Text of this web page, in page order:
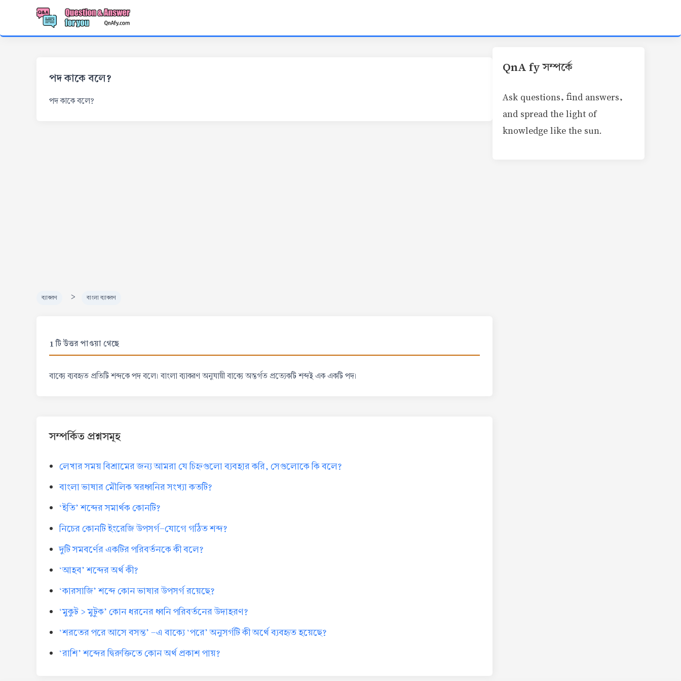
পদ কাকে বলে?
পদ কাকে বলে?
ব্যাকরণ > বাংলা ব্যাকরণ
1 টি উত্তর পাওয়া গেছে
বাক্যে ব্যবহৃত প্রতিটি শব্দকে পদ বলে। বাংলা ব্যাকরণ অনুযায়ী বাক্যে অন্তর্গত প্রত্যেকটি শব্দই এক একটি পদ।
সম্পর্কিত প্রশ্নসমূহ
লেখার সময় বিশ্রামের জন্য আমরা যে চিহ্নগুলো ব্যবহার করি, সেগুলোকে কি বলে?
বাংলা ভাষার মৌলিক স্বরধ্বনির সংখ্যা কতটি?
‘ইতি’ শব্দের সমার্থক কোনটি?
নিচের কোনটি ইংরেজি উপসর্গ-যোগে গঠিত শব্দ?
দুটি সমবর্ণের একটির পরিবর্তনকে কী বলে?
‘আহব’ শব্দের অর্থ কী?
‘কারসাজি’ শব্দে কোন ভাষার উপসর্গ রয়েছে?
‘মুকুট > মুটুক’ কোন ধরনের ধ্বনি পরিবর্তনের উদাহরণ?
‘শরতের পরে আসে বসন্ত’ -এ বাক্যে ‘পরে’ অনুসর্গটি কী অর্থে ব্যবহৃত হয়েছে?
‘রাশি’ শব্দের দ্বিরুক্তিতে কোন অর্থ প্রকাশ পায়?
QnA fy সম্পর্কে
Ask questions, find answers,
and spread the light of
knowledge like the sun.